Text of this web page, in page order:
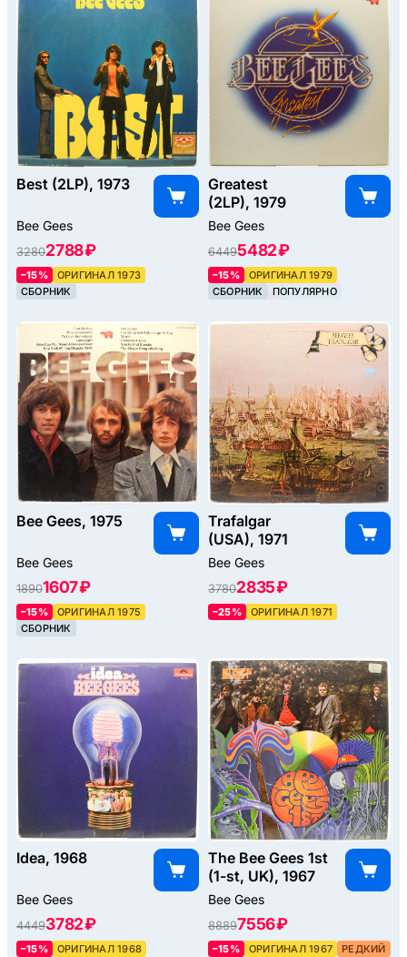
Best (2LP), 1973
Bee Gees
32802788 ₽
–15%
ОРИГИНАЛ 1973
СБОРНИК
Greatest
(2LP), 1979
Bee Gees
64495482 ₽
–15%
ОРИГИНАЛ 1979
СБОРНИК
ПОПУЛЯРНО
Bee Gees, 1975
Bee Gees
18901607 ₽
–15%
ОРИГИНАЛ 1975
СБОРНИК
Trafalgar
(USA), 1971
Bee Gees
37802835 ₽
–25% ОРИГИНАЛ 1971
Idea, 1968
Bee Gees
44493782 ₽
–15% ОРИГИНАЛ 1968
The Bee Gees 1st
(1-st, UK), 1967
Bee Gees
88897556 ₽
–15% ОРИГИНАЛ 1967 РЕДКИЙ